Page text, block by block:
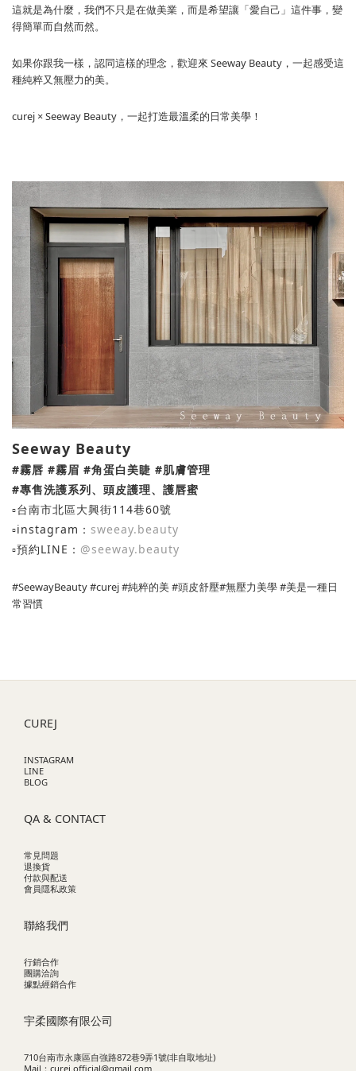
這就是為什麼，我們不只是在做美業，而是希望讓「愛自己」這件事，變
得簡單而自然而然。
如果你跟我一樣，認同這樣的理念，歡迎來 Seeway Beauty，一起感受這
種純粹又無壓力的美。
curej × Seeway Beauty，一起打造最溫柔的日常美學！
Seeway Beauty
#霧唇 #霧眉 #角蛋白美睫 #肌膚管理
#專售洗護系列、頭皮護理、護唇蜜
▫️台南市北區大興街114巷60號
▫️instagram： sweeay.beauty
▫️預約LINE： @seeway.beauty
#SeewayBeauty #curej #純粹的美 #頭皮舒壓#無壓力美學 #美是一種日
常習慣
CUREJ
INSTAGRAM
LINE
BLOG
QA & CONTACT
常見問題
退換貨
付款與配送
會員隱私政策
聯絡我們
行銷合作
團購洽詢
據點經銷合作
宇柔國際有限公司
710台南市永康區自強路872巷9弄1號(非自取地址)
Mail：curej.official@gmail.com